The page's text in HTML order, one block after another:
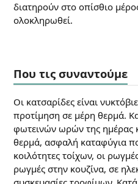
διατηρούν στο οπίσθιο
ολοκληρωθεί.
Που τις συναντούμε
Οι κατσαρίδες είναι
προτίμηση σε μέρη θερμά.
φωτεινών ωρών της ημέρας
θερμά, ασφαλή καταφύγια
κοιλότητες τοίχων, οι
ρωγμές στην κουζίνα, σε